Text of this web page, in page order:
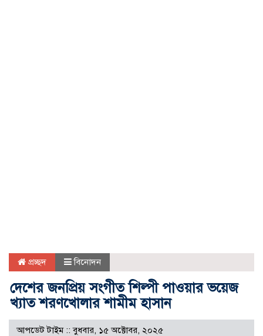
প্রচ্ছদ বিনোদন
দেশের জনপ্রিয় সংগীত শিল্পী পাওয়ার ভয়েজ
খ্যাত শরণখোলার শামীম হাসান
আপডেট টাইম :: বুধবার, ১৫ অক্টোবর, ২০২৫